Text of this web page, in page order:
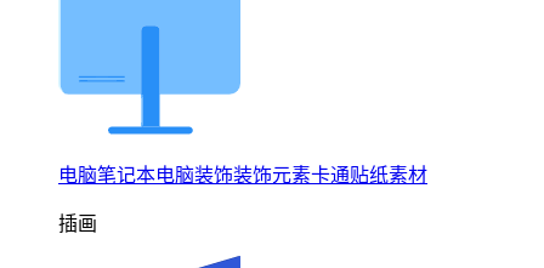
电脑笔记本电脑装饰装饰元素卡通贴纸素材
插画